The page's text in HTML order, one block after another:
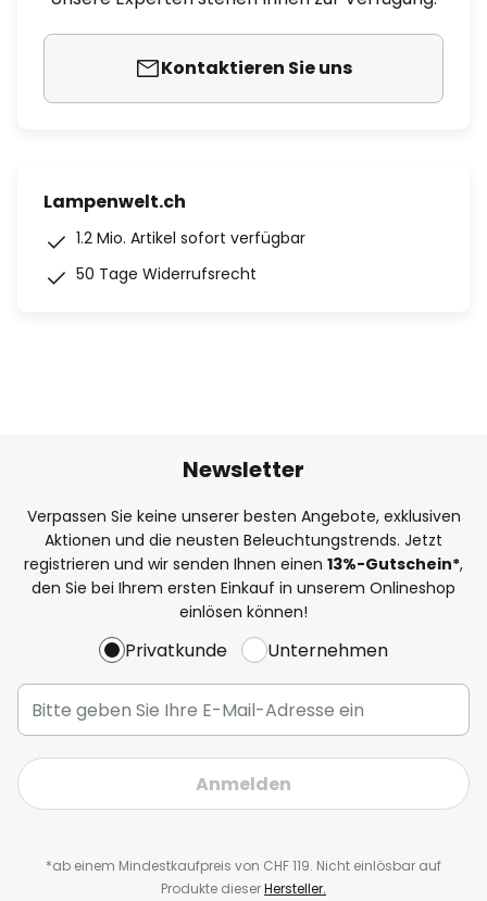
Kontaktieren Sie uns
Lampenwelt.ch
1.2 Mio. Artikel sofort verfügbar
50 Tage Widerrufsrecht
Newsletter
Verpassen Sie keine unserer besten Angebote, exklusiven
Aktionen und die neusten Beleuchtungstrends. Jetzt
registrieren und wir senden Ihnen einen 13%-Gutschein*,
den Sie bei Ihrem ersten Einkauf in unserem Onlineshop
einlösen können!
Privatkunde Unternehmen
Anmelden
*ab einem Mindestkaufpreis von CHF 119. Nicht einlösbar auf
Produkte dieserHersteller.